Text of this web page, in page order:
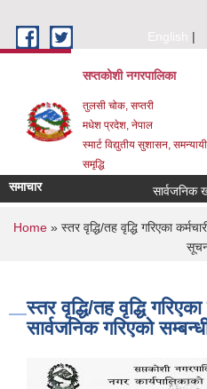
English
सप्तकोशी नगरपालिका
तुलसी चोक, सप्तरी
मधेश प्रदेश, नेपाल
स्मार्ट विद्युतीय सुशासन,
समृद्धि
समाचार सार्वजनिक
You are here
Home» स्तर वृद्धि/तह वृद्धि गरिएका
स्तर वृद्धि/तह वृद्धि
सार्वजनिक गरिएको